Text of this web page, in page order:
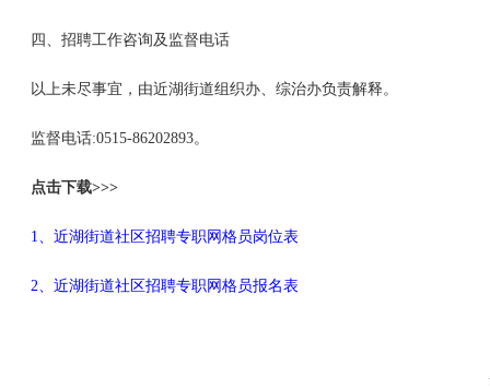
四、招聘工作咨询及监督电话
以上未尽事宜，由近湖街道组织办、综治办负责解释。
监督电话:0515-86202893。
点击下载>>>
1、 近湖街道社区招聘专职网格员岗位表
2、 近湖街道社区招聘专职网格员报名表